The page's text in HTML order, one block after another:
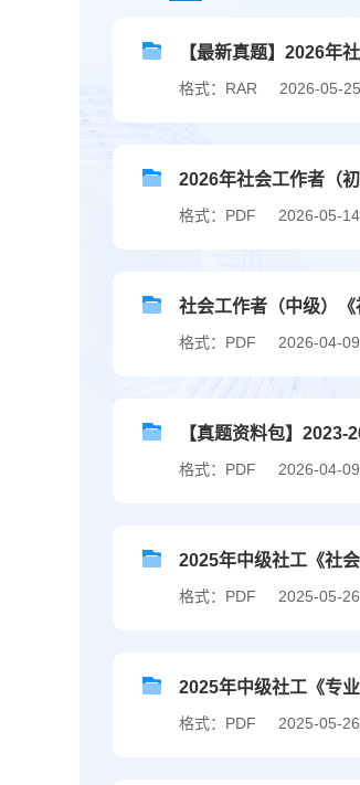
【最新真题】2026年
格式：RAR 2026-05-
2026年社会工作者（
格式：PDF 2026-05-
社会工作者（中级）
格式：PDF 2026-04-
【真题资料包】2023-
格式：PDF 2026-04-
2025年中级社工《社
格式：PDF 2025-05-
2025年中级社工《专
格式：PDF 2025-05-